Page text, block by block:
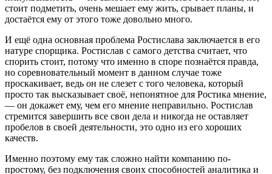
стоит подметить, очень мешает ему жить, срывает планы, и
достаётся ему от этого тоже довольно много.
И ещё одна основная проблема Ростислава заключается в его
натуре спорщика. Ростислав с самого детства считает, что
спорить стоит, потому что именно в споре познаётся правда,
но соревновательный момент в данном случае тоже
проскакивает, ведь он не слезет с того человека, который
просто так высказывает своё, непонятное для Ростика мнение,
— он докажет ему, чем его мнение неправильно. Ростислав
стремится завершить все свои дела и никогда не оставляет
пробелов в своей деятельности, это одно из его хороших
качеств.
Именно поэтому ему так сложно найти компанию по-
простому, без подключения своих способностей аналитика и